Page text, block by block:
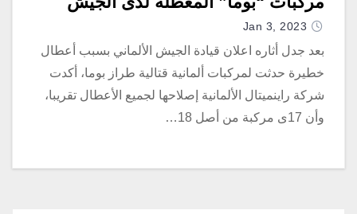
Jan 3, 2023
بعد جدل أثاره اعلان قيادة الجيش الألماني بسبب أعطال
خطيرة حدثت لمركبات ألمانية قتالية طراز بوما، أكدت
شركة راينميتال الألمانية إصلاحها لجميع الأعطال تقريبا،
وأن 17ى مركبة من أصل 18…